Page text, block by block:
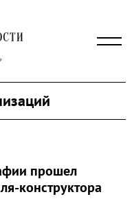
прошел
конструктора